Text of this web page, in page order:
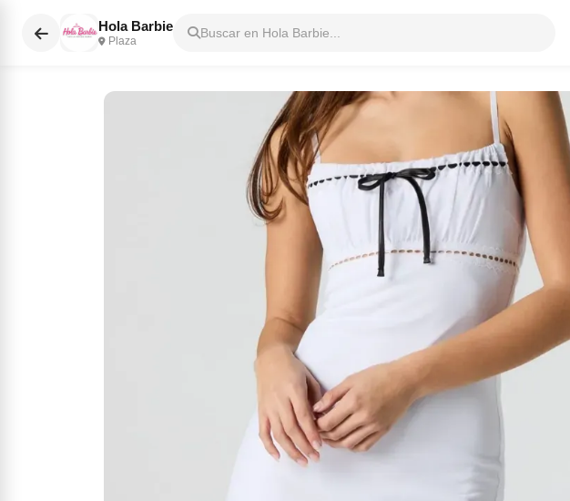
Hola Barbie
Plaza
Buscar en Hola Barbie...